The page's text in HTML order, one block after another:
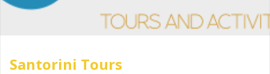
Santorini Tours